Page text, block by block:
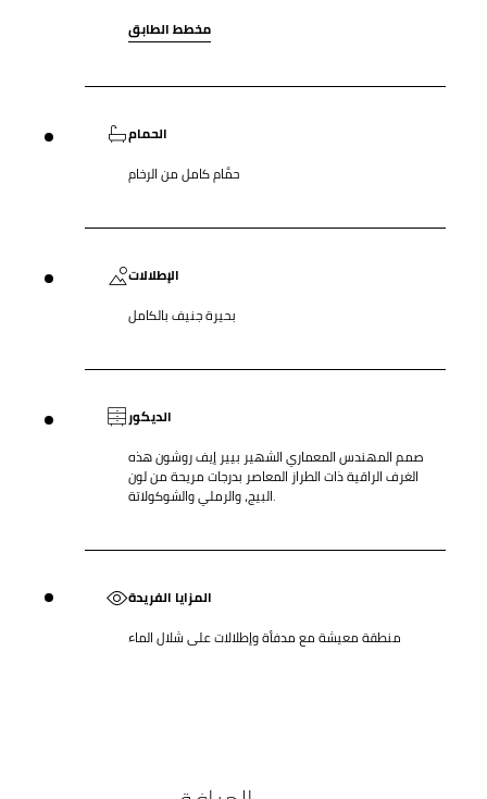
مخطط الطابق
الحمام
حمَّام كامل من الرخام
الإطلالات
بحيرة جنيف بالكامل
الديكور
صمم المهندس المعماري الشهير بيير إيف روشون هذه
الغرف الراقية ذات الطراز المعاصر بدرجات مريحة من لون
البيج، والرملي والشوكولاتة.
المزايا الفريدة
منطقة معيشة مع مدفأة وإطلالات على شلال الماء